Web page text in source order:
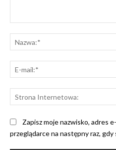
Zapisz moje nazwisko, adres
przeglądarce na następny raz,